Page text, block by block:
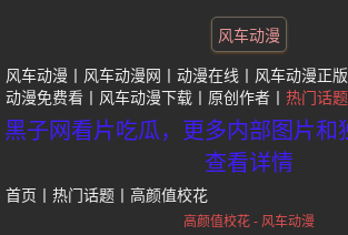
风车动漫
风车动漫 风车动漫网 动漫在线 风车动漫正版
动漫免费看
风车动漫下载 原创作者 热门话题
黑子网看片吃瓜，更多内部图片和
查看详情
首页 热门话题 高颜值校花
高颜值校花 - 风车动漫